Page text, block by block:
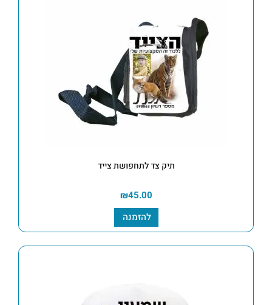
תיק צד לתחפושת צייד
₪45.00
להזמנה